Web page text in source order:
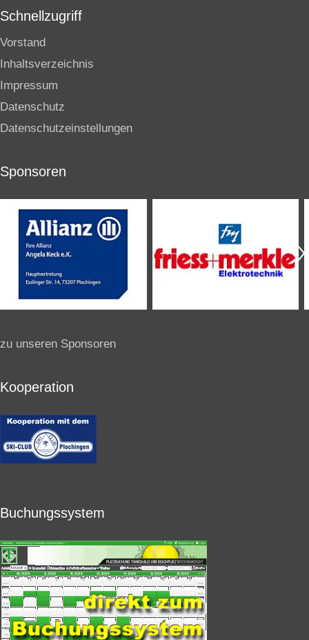
Schnellzugriff
Vorstand
Inhaltsverzeichnis
Impressum
Datenschutz
Datenschutzeinstellungen
Sponsoren
zu unseren Sponsoren
Kooperation
Buchungssystem